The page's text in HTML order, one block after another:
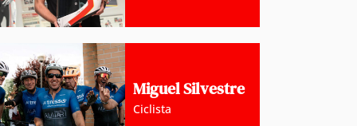
Miguel Silvestre
Ciclista